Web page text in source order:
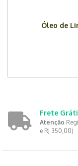
Óleo de
Frete
Atenção
e RJ 350,00)